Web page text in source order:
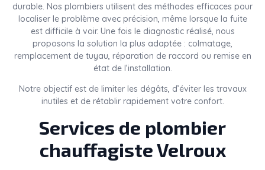
durable. Nos plombiers utilisent des méthodes efficaces pour
localiser le problème avec précision, même lorsque la fuite
est difficile à voir. Une fois le diagnostic réalisé, nous
proposons la solution la plus adaptée : colmatage,
remplacement de tuyau, réparation de raccord ou remise en
état de l’installation.
Notre objectif est de limiter les dégâts, d’éviter les travaux
inutiles et de rétablir rapidement votre confort.
Services de plombier
chauffagiste Velroux